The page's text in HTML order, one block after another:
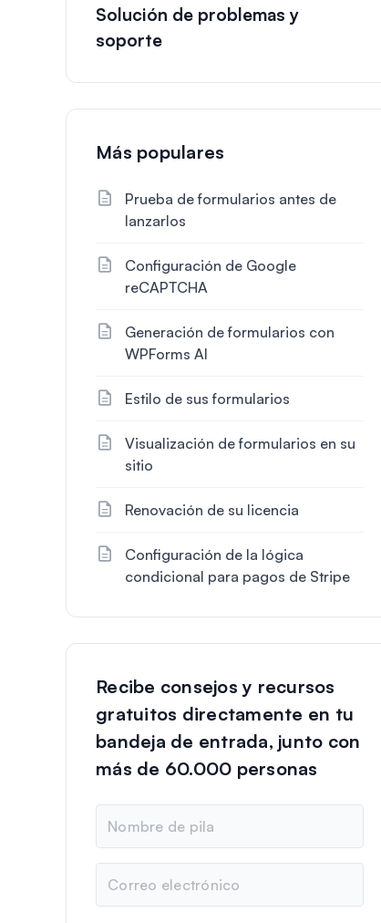
Solución de problemas y
soporte
Más populares
Prueba de formularios antes de
lanzarlos
Configuración de Google
reCAPTCHA
Generación de formularios con
WPForms AI
Estilo de sus formularios
Visualización de formularios en su
sitio
Renovación de su licencia
Configuración de la lógica
condicional para pagos de Stripe
Recibe consejos y recursos
gratuitos directamente en tu
bandeja de entrada, junto con
más de 60.000 personas
m
b
r